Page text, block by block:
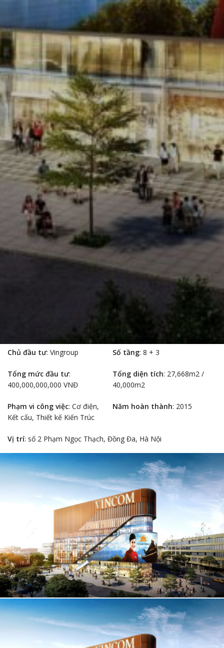
Chủ đầu tư: Vingroup Số tầng: 8 + 3
Tổng mức đầu tư:
400,000,000,000 VNĐ
Tổng diện tích: 27,668m2 /
40,000m2
Phạm vi công việc: Cơ điện,
Kết cấu, Thiết kế Kiến Trúc
Năm hoàn thành: 2015
Vị trí: số 2 Phạm Ngọc Thạch, Đồng Đa, Hà Nội